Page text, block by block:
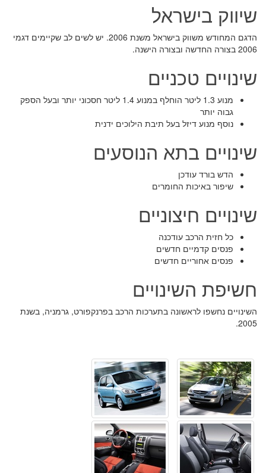
שיווק בישראל
הדגם המחודש משווק בישראל משנת 2006. יש לשים לב שקיימים דגמי
2006 בצורה החדשה ובצורה הישנה.
שינויים טכניים
מנוע 1.3 ליטר הוחלף במנוע 1.4 ליטר חסכוני יותר ובעל הספק
גבוה יותר
נוסף מנוע דיזל בעל תיבת הילוכים ידנית
שינויים בתא הנוסעים
הדש בורד עודכן
שיפור באיכות החומרים
שינויים חיצוניים
כל חזית הרכב עודכנה
פנסים קדמיים חדשים
פנסים אחוריים חדשים
חשיפת השינויים
השינויים נחשפו לראשונה בתערכות הרכב בפרנקפורט, גרמניה, בשנת
2005.